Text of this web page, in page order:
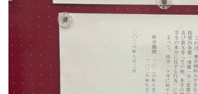
嬉しいやつ！！！
数